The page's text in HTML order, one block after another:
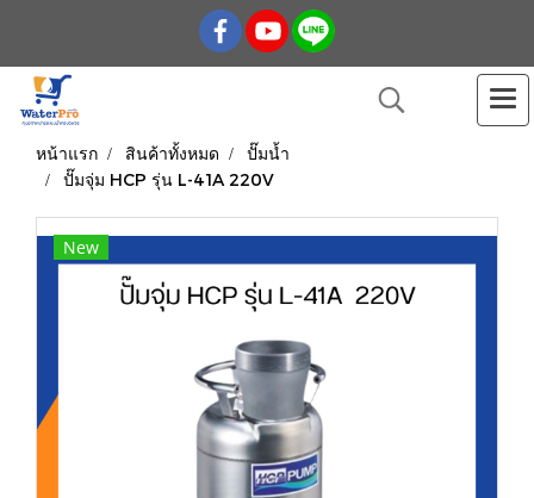
หน้าแรก สินค้าทั้งหมด
ปั๊มน้ำ
ปั๊มจุ่ม HCP รุ่น L-41A 220V
New